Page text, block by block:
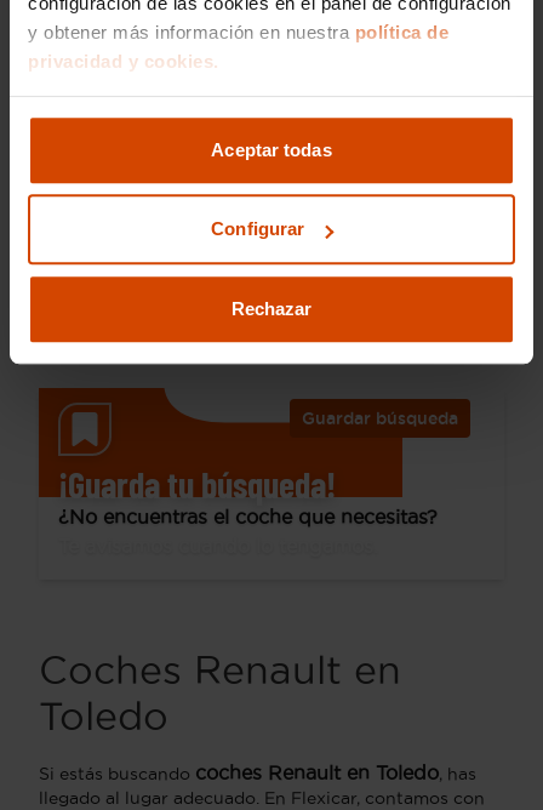
y obtener más información en nuestra política de
privacidad y cookies.
Aceptar todas
Configurar
Rechazar
Desde 285 € /mes*
18.290 €
Koleos
63.300 km
Toledo - A42 Dirección
Guardar búsqueda
¡Guarda tu búsqueda!
¿No encuentras el coche que necesitas?
Coches Renault en
Toledo
Si estás buscando coches Renault en Toledo, has
llegado al lugar adecuado. En Flexicar, contamos con